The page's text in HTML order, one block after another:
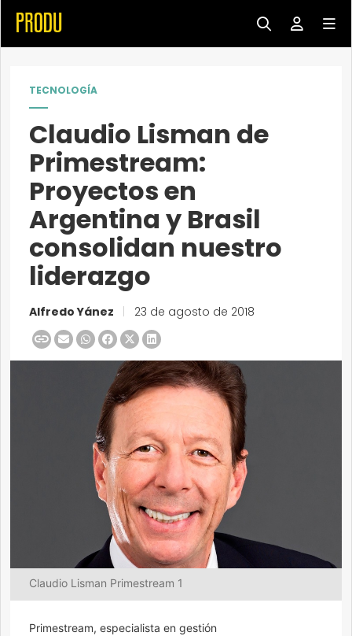
TECNOLOGÍA
Claudio Lisman de
Primestream:
Proyectos en
Argentina y Brasil
consolidan nuestro
liderazgo
Alfredo Yánez 23 de agosto de 2018
Claudio Lisman Primestream 1
Primestream, especialista en gestión